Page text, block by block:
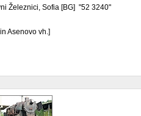
Železnici, Sofia [BG] "52 3240"
Asenovo vh.]